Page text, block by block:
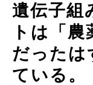
遺伝子組
トは「
だったは
ている。